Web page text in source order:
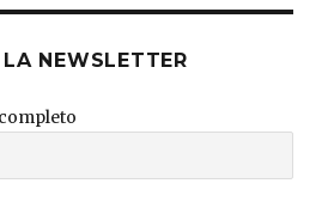
NEWSLETTER